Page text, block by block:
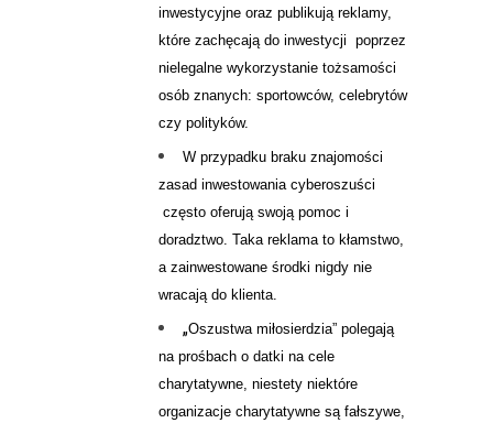
inwestycyjne oraz publikują reklamy,
które zachęcają do inwestycji poprzez
nielegalne wykorzystanie tożsamości
osób znanych: sportowców, celebrytów
czy polityków.
W przypadku braku znajomości
zasad inwestowania cyberoszuści
często oferują swoją pomoc i
doradztwo. Taka reklama to kłamstwo,
a zainwestowane środki nigdy nie
wracają do klienta.
„Oszustwa miłosierdzia” polegają
na prośbach o datki na cele
charytatywne, niestety niektóre
organizacje charytatywne są fałszywe,